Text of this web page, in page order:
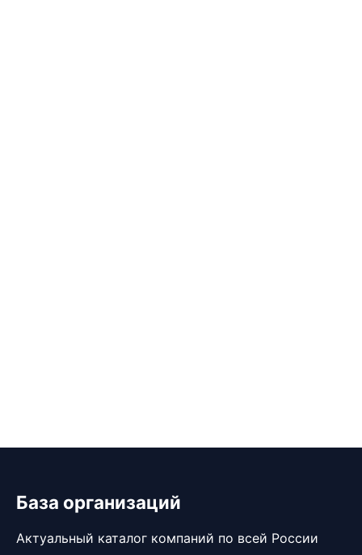
База организаций
Актуальный каталог компаний по всей России